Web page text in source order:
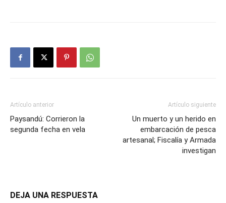
Artículo anterior
Paysandú: Corrieron la
segunda fecha en vela
Artículo siguiente
Un muerto y un herido en
embarcación de pesca
artesanal; Fiscalía y Armada
investigan
DEJA UNA RESPUESTA